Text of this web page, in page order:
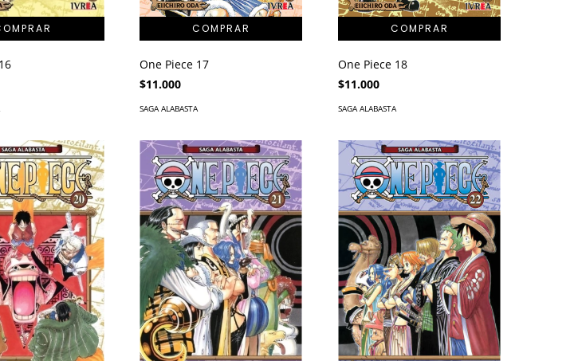
One Piece 17
$11.000
SAGA ALABASTA
One Piece 18
$11.000
SAGA ALABASTA